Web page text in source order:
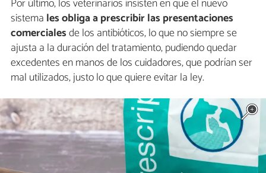
Por último, los veterinarios insisten en que el nuevo
sistema les obliga a prescribir las presentaciones
comercialesde los antibióticos, lo que no siempre se
ajusta a la duración del tratamiento, pudiendo quedar
excedentes en manos de los cuidadores, que podrían ser
mal utilizados, justo lo que quiere evitar la ley.